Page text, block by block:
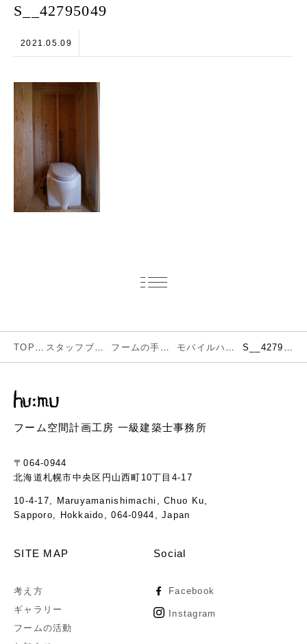
S__42795049
2021.05.09
フーム空間計画工房 一級建築士事務所
〒064-0944
北海道札幌市中央区円山西町10丁目4-17
10-4-17, Maruyamanishimachi, Chuo Ku,
Sapporo, Hokkaido, 064-0944, Japan
SITE MAP
考え方
ギャラリー
フームの活動
Social
Facebook
Instagram